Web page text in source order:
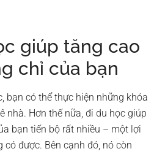
giúp tăng cao
chỉ của bạn
bạn có thể thực hiện những khóa
nhà. Hơn thế nữa, đi du học giúp
bạn tiến bộ rất nhiều – một lợi
có được. Bên cạnh đó, nó còn